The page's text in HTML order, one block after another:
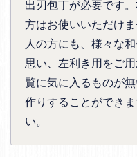
出刃包丁が必要です
方はお使いいただけ
人の方にも、様々な
思い、左利き用をご
覧に気に入るものが
作りすることができ
い。